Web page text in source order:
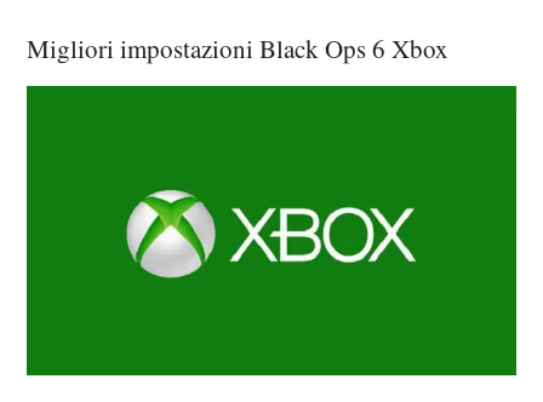
Migliori impostazioni Black Ops 6 Xbox